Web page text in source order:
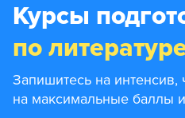
Курсы
по
Запишитесь на интенсив,
на максимальные баллы